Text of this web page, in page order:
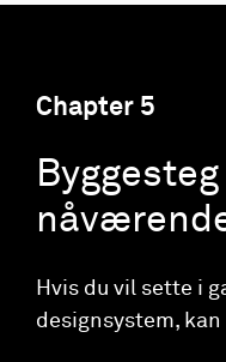
Chapter 5
Hvis du vil sette i
designsystem,